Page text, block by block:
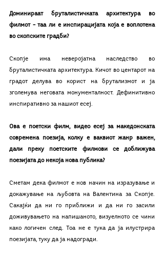
Доминираат бруталистичката архитектура во
филмот – таа ли е инспирацијата која е воплотена
во скопските градби?
Скопје има неверојатна наследство во
бруталистичката архитектура. Кичот во центарот на
градот делува во корист на брутализмот и ја
зголемува неговата монументалност. Дефинитивно
инспиративно за нашиот есеј.
Ова е поетски филм, видео есеј за македонската
современа поезија, колку е ваквиот жанр важен,
дали преку поетските филмови се доближува
поезијата до некоја нова публика?
Сметам дека филмот е нов начин на изразување и
докажување на љубовта на Валентина за Скопје.
Сакајќи да ни го приближи и да ни го засили
доживувањето на напишаното, визуелното се чини
како логичен след. Тоа не е тука да ја илустрира
поезијата, туку да ја надогради.